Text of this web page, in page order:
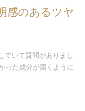
感のあるツヤ
ていて質問がありまし
った成分が届くように